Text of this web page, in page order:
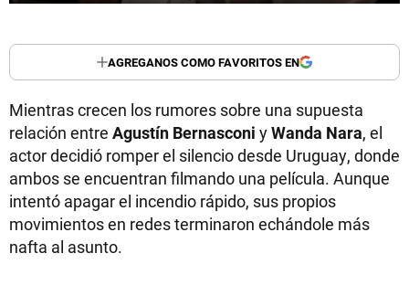
AGREGANOS COMO FAVORITOS EN
Mientras crecen los rumores sobre una supuesta
relación entre Agustín Bernasconi yWanda Nara, el
actor decidió romper el silencio desde Uruguay, donde
ambos se encuentran filmando una película. Aunque
intentó apagar el incendio rápido, sus propios
movimientos en redes terminaron echándole más
nafta al asunto.